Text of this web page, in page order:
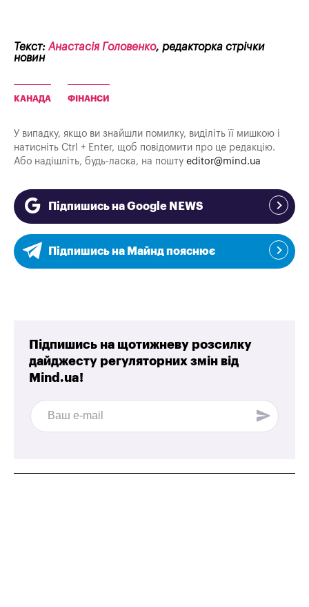
Текст:Анастасія Головенко, редакторка стрічки
новин
КАНАДА ФІНАНСИ
У випадку, якщо ви знайшли помилку, виділіть її мишкою і
натисніть Ctrl + Enter, щоб повідомити про це редакцію.
Або надішліть, будь-ласка, на пошту editor@mind.ua
Підпишись на Google NEWS
Підпишись на Майнд пояснює
Підпишись на щотижневу розсилку
дайджесту регуляторних змін від
Mind.ua!